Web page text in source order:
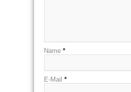
Name *
E-Mail *